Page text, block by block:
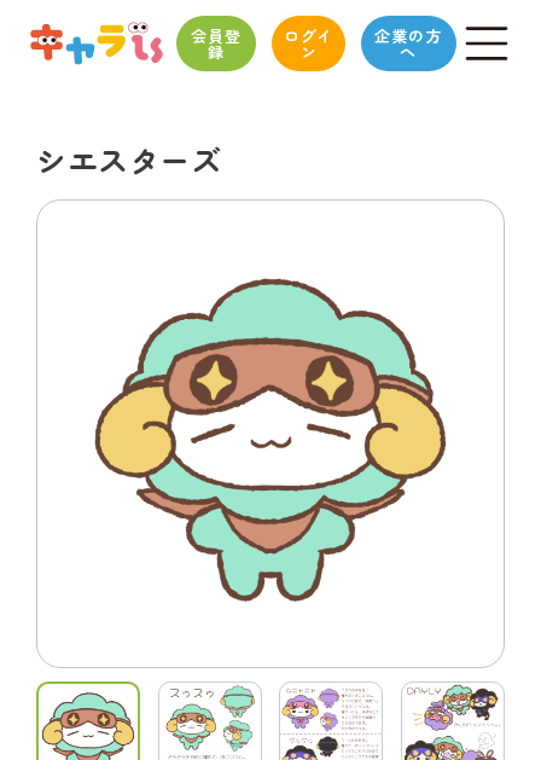
会員登
録
ログイ
ン
企業の方
へ
シエスターズ